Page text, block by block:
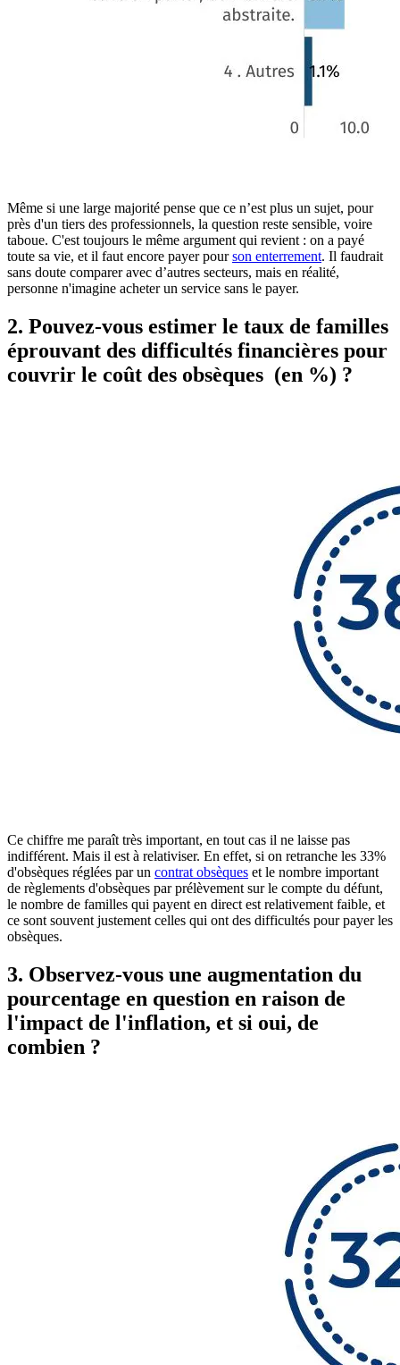
Même si une large majorité pense que ce n’est plus un sujet, pour
près d'un tiers des professionnels, la question reste sensible, voire
taboue. C'est toujours le même argument qui revient : on a payé
toute sa vie, et il faut encore payer pourson enterrement. Il faudrait
sans doute comparer avec d’autres secteurs, mais en réalité,
personne n'imagine acheter un service sans le payer.
2. Pouvez-vous estimer le taux de familles
éprouvant des difficultés financières pour
couvrir le coût des obsèques (en %) ?
Ce chiffre me paraît très important, en tout cas il ne laisse pas
indifférent. Mais il est à relativiser. En effet, si on retranche les 33%
d'obsèques réglées par un contrat obsèques et le nombre important
de règlements d'obsèques par prélèvement sur le compte du défunt,
le nombre de familles qui payent en direct est relativement faible, et
ce sont souvent justement celles qui ont des difficultés pour payer les
obsèques.
3. Observez-vous une augmentation du
pourcentage en question en raison de
l'impact de l'inflation, et si oui, de
combien ?